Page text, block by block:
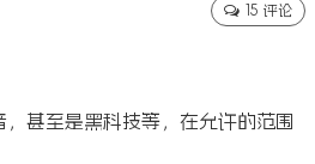
15 评论
，甚至是黑科技等 ，在允许的范围